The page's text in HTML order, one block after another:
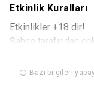
Etkinlik Kuralları
Etkinlikler +18 dir!
Sahne tarafından
Alkollü mekan.
Bazı bilgileri